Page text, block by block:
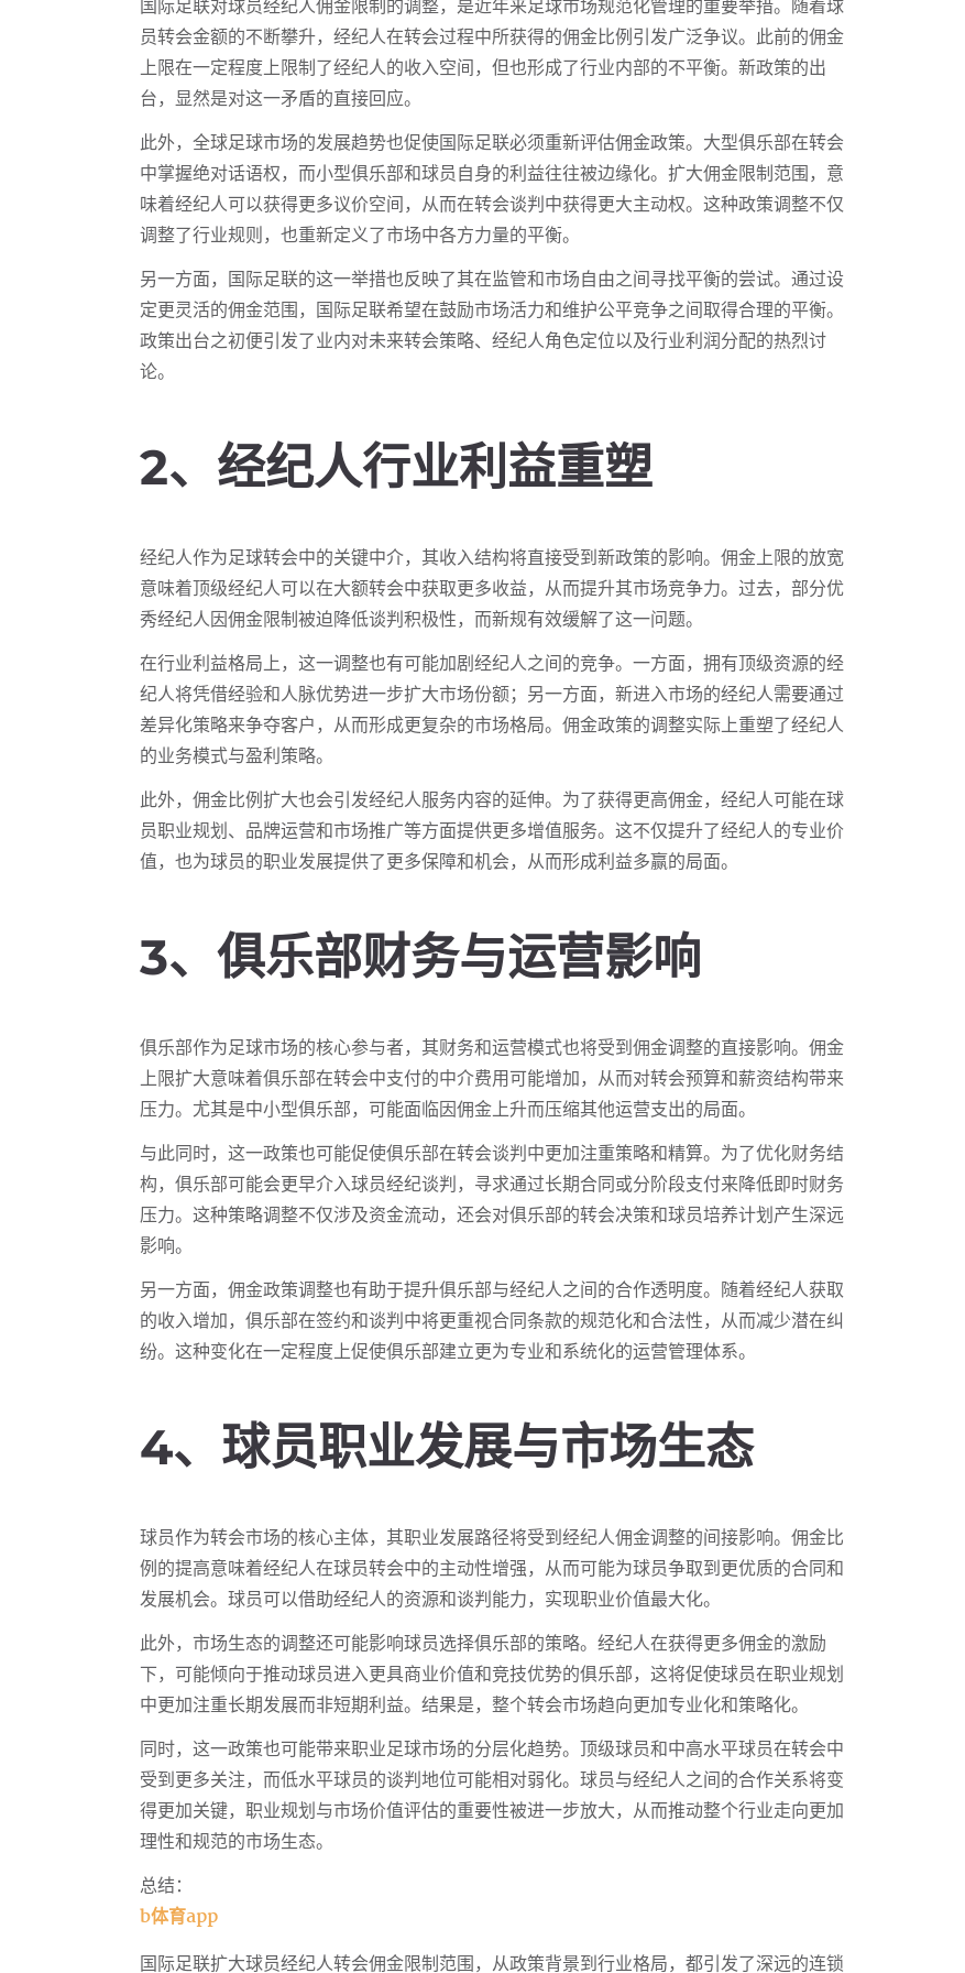
国际足联对球员经纪人佣金限制的调整，是近年来足球市场规范化管理的重要举措。随着球
员转会金额的不断攀升，经纪人在转会过程中所获得的佣金比例引发广泛争议。此前的佣金
上限在一定程度上限制了经纪人的收入空间，但也形成了行业内部的不平衡。新政策的出
台，显然是对这一矛盾的直接回应。
此外，全球足球市场的发展趋势也促使国际足联必须重新评估佣金政策。大型俱乐部在转会
中掌握绝对话语权，而小型俱乐部和球员自身的利益往往被边缘化。扩大佣金限制范围，意
味着经纪人可以获得更多议价空间，从而在转会谈判中获得更大主动权。这种政策调整不仅
调整了行业规则，也重新定义了市场中各方力量的平衡。
另一方面，国际足联的这一举措也反映了其在监管和市场自由之间寻找平衡的尝试。通过设
定更灵活的佣金范围，国际足联希望在鼓励市场活力和维护公平竞争之间取得合理的平衡。
政策出台之初便引发了业内对未来转会策略、经纪人角色定位以及行业利润分配的热烈讨
论。
2、经纪人行业利益重塑
经纪人作为足球转会中的关键中介，其收入结构将直接受到新政策的影响。佣金上限的放宽
意味着顶级经纪人可以在大额转会中获取更多收益，从而提升其市场竞争力。过去，部分优
秀经纪人因佣金限制被迫降低谈判积极性，而新规有效缓解了这一问题。
在行业利益格局上，这一调整也有可能加剧经纪人之间的竞争。一方面，拥有顶级资源的经
纪人将凭借经验和人脉优势进一步扩大市场份额；另一方面，新进入市场的经纪人需要通过
差异化策略来争夺客户，从而形成更复杂的市场格局。佣金政策的调整实际上重塑了经纪人
的业务模式与盈利策略。
此外，佣金比例扩大也会引发经纪人服务内容的延伸。为了获得更高佣金，经纪人可能在球
员职业规划、品牌运营和市场推广等方面提供更多增值服务。这不仅提升了经纪人的专业价
值，也为球员的职业发展提供了更多保障和机会，从而形成利益多赢的局面。
3、俱乐部财务与运营影响
俱乐部作为足球市场的核心参与者，其财务和运营模式也将受到佣金调整的直接影响。佣金
上限扩大意味着俱乐部在转会中支付的中介费用可能增加，从而对转会预算和薪资结构带来
压力。尤其是中小型俱乐部，可能面临因佣金上升而压缩其他运营支出的局面。
与此同时，这一政策也可能促使俱乐部在转会谈判中更加注重策略和精算。为了优化财务结
构，俱乐部可能会更早介入球员经纪谈判，寻求通过长期合同或分阶段支付来降低即时财务
压力。这种策略调整不仅涉及资金流动，还会对俱乐部的转会决策和球员培养计划产生深远
影响。
另一方面，佣金政策调整也有助于提升俱乐部与经纪人之间的合作透明度。随着经纪人获取
的收入增加，俱乐部在签约和谈判中将更重视合同条款的规范化和合法性，从而减少潜在纠
纷。这种变化在一定程度上促使俱乐部建立更为专业和系统化的运营管理体系。
4、球员职业发展与市场生态
球员作为转会市场的核心主体，其职业发展路径将受到经纪人佣金调整的间接影响。佣金比
例的提高意味着经纪人在球员转会中的主动性增强，从而可能为球员争取到更优质的合同和
发展机会。球员可以借助经纪人的资源和谈判能力，实现职业价值最大化。
此外，市场生态的调整还可能影响球员选择俱乐部的策略。经纪人在获得更多佣金的激励
下，可能倾向于推动球员进入更具商业价值和竞技优势的俱乐部，这将促使球员在职业规划
中更加注重长期发展而非短期利益。结果是，整个转会市场趋向更加专业化和策略化。
同时，这一政策也可能带来职业足球市场的分层化趋势。顶级球员和中高水平球员在转会中
受到更多关注，而低水平球员的谈判地位可能相对弱化。球员与经纪人之间的合作关系将变
得更加关键，职业规划与市场价值评估的重要性被进一步放大，从而推动整个行业走向更加
理性和规范的市场生态。
总结：
b体育app
国际足联扩大球员经纪人转会佣金限制范围，从政策背景到行业格局，都引发了深远的连锁